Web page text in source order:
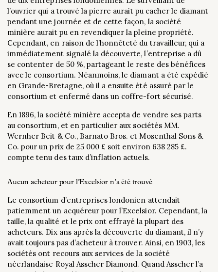
l’ouvrier qui a trouvé la pierre aurait pu cacher le diamant
pendant une journée et de cette façon, la société
minière aurait pu en revendiquer la pleine propriété.
Cependant, en raison de l’honnêteté du travailleur, qui a
immédiatement signalé la découverte, l’entreprise a dû
se contenter de 50 %, partageant le reste des bénéfices
avec le consortium. Néanmoins, le diamant a été expédié
en Grande-Bretagne, où il a ensuite été assuré par le
consortium et enfermé dans un coffre-fort sécurisé.
En 1896, la société minière accepta de vendre ses parts
au consortium, et en particulier aux sociétés MM.
Wernher Beit & Co., Barnato Bros. et Mosenthal Sons &
Co. pour un prix de 25 000 £ soit environ 638 285 £.
compte tenu des taux d’inflation actuels.
Aucun acheteur pour l’Excelsior n’a été trouvé
Le consortium d’entreprises londonien attendait
patiemment un acquéreur pour l’Excelsior. Cependant, la
taille, la qualité et le prix ont effrayé la plupart des
acheteurs. Dix ans après la découverte du diamant, il n’y
avait toujours pas d’acheteur à trouver. Ainsi, en 1903, les
sociétés ont recours aux services de la société
néerlandaise Royal Asscher Diamond. Quand Asscher l’a